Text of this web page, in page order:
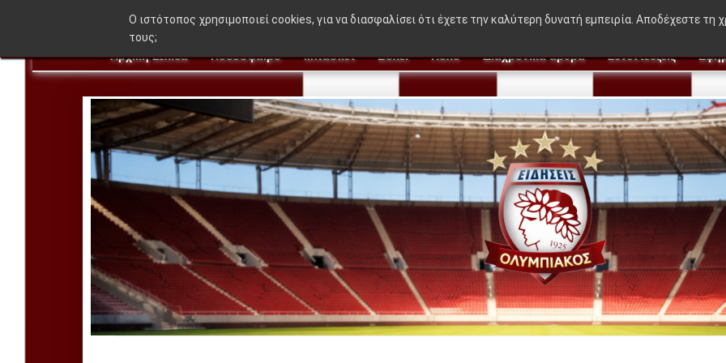
Αρχική Σελίδα Ποδόσφαιρο Μπάσκετ Βόλεϊ Πόλο Διαχρονικά άρθρα Συνεντεύξεις
🔥 BREAKING NEWS: "Η ιδέα που δεν
O ιστότοπος χρησιμοποιεί cookies, για να διασφαλίσει ότι έχετε την καλύτερη δυνατή εμπειρία. Αποδέχεστε τη
τους;